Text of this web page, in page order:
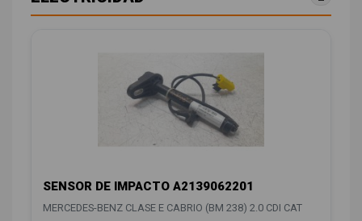
SENSOR DE IMPACTO A2139062201
MERCEDES-BENZ CLASE E CABRIO (BM 238) 2.0 CDI CAT